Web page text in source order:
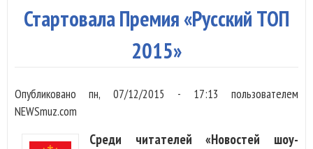
Стартовала Премия «Русский ТОП
2015»
Опубликованопн, 07/12/2015 - 17:13 пользователем
NEWSmuz.com
Среди читателей «Новостей шоу-